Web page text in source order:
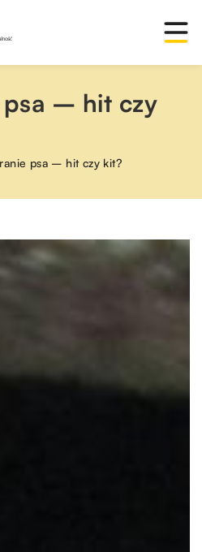
psa – hit czy
psa – hit czy kit?